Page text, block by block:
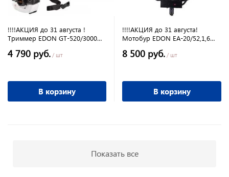
!!!!АКЦИЯ до 31 августа !
Триммер EDON GT-520/3000
леска, нож, не разб. штанга
4 790 руб. / шт
В корзину
!!!!АКЦИЯ до 31 августа!
Мотобур EDON EA-20/52,1,6
мин
8 500 руб. / шт
В корзину
Показать все